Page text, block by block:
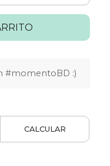
#momentoBD :)
CALCULAR